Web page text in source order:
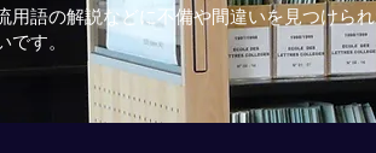
用語の解説などに不備や間違いを見つけら
です。